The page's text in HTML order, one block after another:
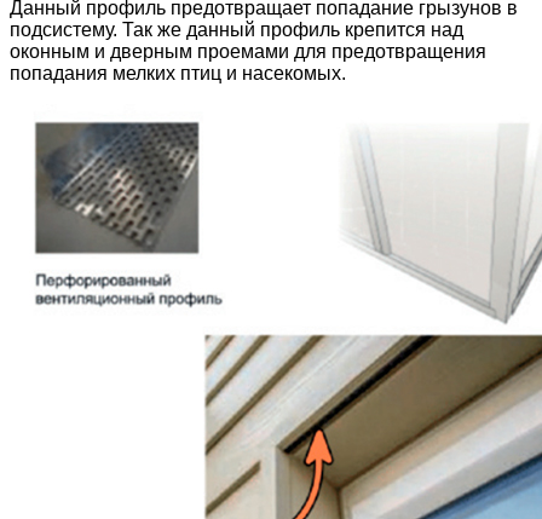
Данный профиль предотвращает попадание грызунов в
подсистему. Так же данный профиль крепится над
оконным и дверным проемами для предотвращения
попадания мелких птиц и насекомых.